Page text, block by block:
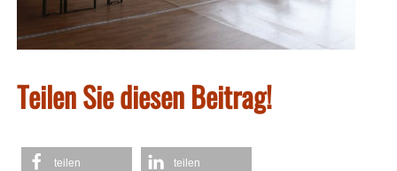
Teilen Sie diesen Beitrag!
teilen teilen